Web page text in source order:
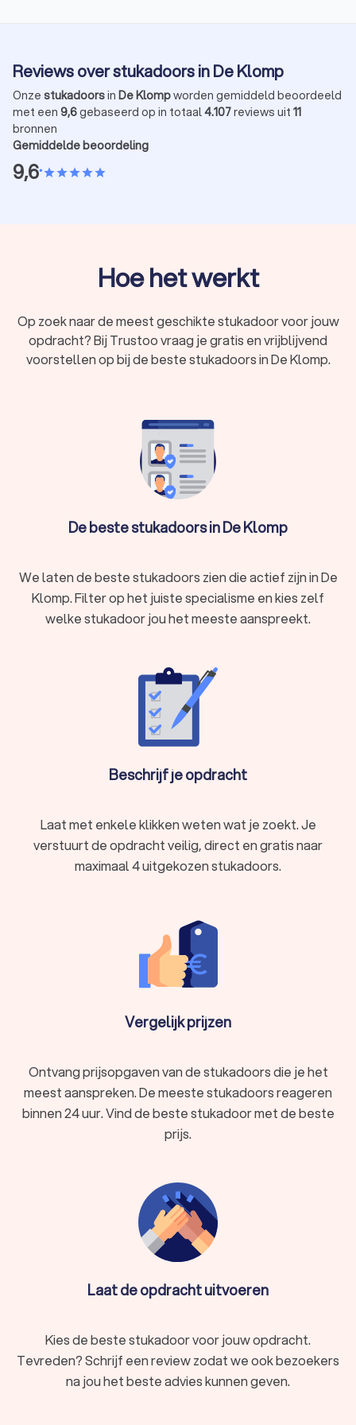
5. Stucwerk
De stukadoor brengt de pleisterlaag aan en werkt alles strak
af. Dit geldt voor muren, plafonds of andere oppervlakken die
je hebt opgegeven.
6. Droogtijd
7. Afwerking
Na de droogtijd kun je aan de slag met je verfkwast of
behanglijm – of schakel een professioneleschilderin.
Reviews over stukadoors in De Klomp
Onze stukadoorsin De Klompworden gemiddeld beoordeeld
met een 9,6gebaseerd op in totaal4.107reviews uit 11
bronnen
Gemiddelde beoordeling
9,6•starstarstarstarstar
Hoe het werkt
Op zoek naar de meest geschikte stukadoor voor jouw
opdracht? Bij Trustoo vraag je gratis en vrijblijvend
voorstellen op bij de beste stukadoors in De Klomp.
De beste stukadoors in De Klomp
We laten de beste stukadoors zien die actief zijn in De
Klomp. Filter op het juiste specialisme en kies zelf
welke stukadoor jou het meeste aanspreekt.
Beschrijf je opdracht
Laat met enkele klikken weten wat je zoekt. Je
verstuurt de opdracht veilig, direct en gratis naar
maximaal 4 uitgekozen stukadoors.
Vergelijk prijzen
Ontvang prijsopgaven van de stukadoors die je het
meest aanspreken. De meeste stukadoors reageren
binnen 24 uur. Vind de beste stukadoor met de beste
prijs.
Laat de opdracht uitvoeren
Kies de beste stukadoor voor jouw opdracht.
Tevreden? Schrijf een review zodat we ook bezoekers
na jou het beste advies kunnen geven.